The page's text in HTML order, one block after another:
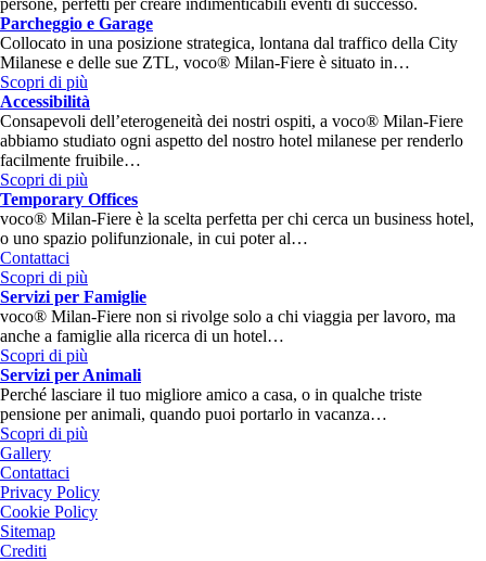
Parcheggio e Garage
Collocato in una posizione strategica, lontana dal traffico della City
Milanese e delle sue ZTL, voco® Milan-Fiere è situato in…
Scopri di più
Accessibilità
Consapevoli dell’eterogeneità dei nostri ospiti, a voco® Milan-Fiere
abbiamo studiato ogni aspetto del nostro hotel milanese per renderlo
facilmente fruibile…
Scopri di più
Temporary Offices
voco® Milan-Fiere è la scelta perfetta per chi cerca un business hotel,
o uno spazio polifunzionale, in cui poter al…
Contattaci
Scopri di più
Servizi per Famiglie
voco® Milan-Fiere non si rivolge solo a chi viaggia per lavoro, ma
anche a famiglie alla ricerca di un hotel…
Scopri di più
Servizi per Animali
Perché lasciare il tuo migliore amico a casa, o in qualche triste
pensione per animali, quando puoi portarlo in vacanza…
Scopri di più
Gallery
Contattaci
Privacy Policy
Cookie Policy
Sitemap
Crediti